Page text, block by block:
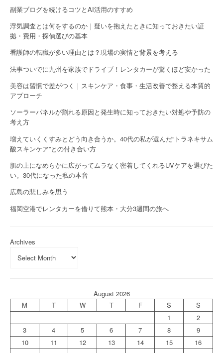
副業ブログを続けるコツとAI活用のすすめ
浮気調査とは何をするのか｜疑いを抱えたときに知っておきたい証
拠・費用・探偵選びの基本
看護師の転職が多い理由とは？現場の実情と背景を考える
法事ついでに九州を家族でドライブ！レンタカーが驚くほど安かった
美容は習慣で差がつく｜スキンケア・食事・生活改善で整える本質的
アプローチ
ソーラーパネルが割れる原因と発生時に知っておきたい対処や予防の
考え方
増えていくくすみとどう向き合うか。40代の私が選んだ“トラネキサム
酸スキンケア”との付き合い方
肌の上になめらかに広がってムラなく密着してくれるUVケアを選びた
い。30代になった私の本音
広島の悲しみを思う
福岡空港でレンタカーを借りて熊本・大分3週間の旅へ
Archives
August 2026
M
T W T F S
S
1
2
3
4 5 6 7 8
9
10
11 12 13 14 15
16